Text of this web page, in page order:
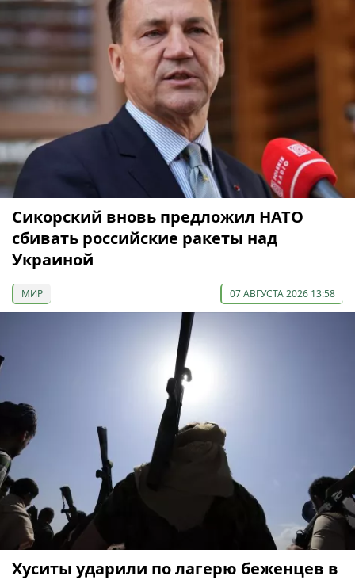
Сикорский вновь предложил НАТО
сбивать российские ракеты над
Украиной
МИР 07 АВГУСТА 2026 13:58
Хуситы ударили по лагерю беженцев в